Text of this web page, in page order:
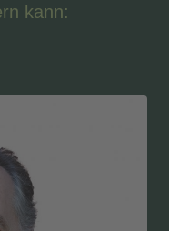
kann: